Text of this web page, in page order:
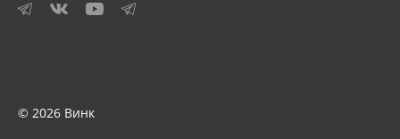
© 2026 Винк